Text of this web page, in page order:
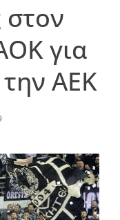
για
ΑΕΚ